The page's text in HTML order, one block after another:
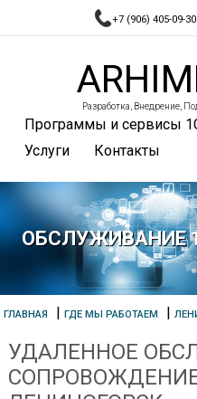
+7 (906) 405-09-30
Разработка, Внедрение,
Программы и сервисы
Услуги
Контакты
ОБСЛУЖИВАНИЕ
ГЛАВНАЯ |ГДЕ МЫ РАБОТАЕМ |
УДАЛЕННОЕ